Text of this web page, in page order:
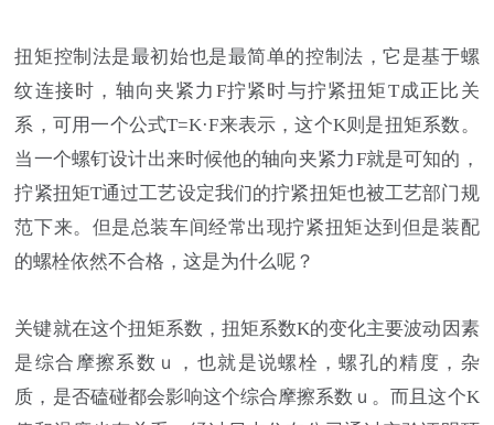
扭矩控制法是最初始也是最简单的控制法，它是基于螺
纹连接时，轴向夹紧力F拧紧时与拧紧扭矩T成正比关
系，可用一个公式T=K·F来表示，这个K则是扭矩系数。
当一个螺钉设计出来时候他的轴向夹紧力F就是可知的，
拧紧扭矩T通过工艺设定我们的拧紧扭矩也被工艺部门规
范下来。但是总装车间经常出现拧紧扭矩达到但是装配
的螺栓依然不合格，这是为什么呢？
关键就在这个扭矩系数，扭矩系数K的变化主要波动因素
是综合摩擦系数ｕ，也就是说螺栓，螺孔的精度，杂
质，是否磕碰都会影响这个综合摩擦系数ｕ。而且这个K